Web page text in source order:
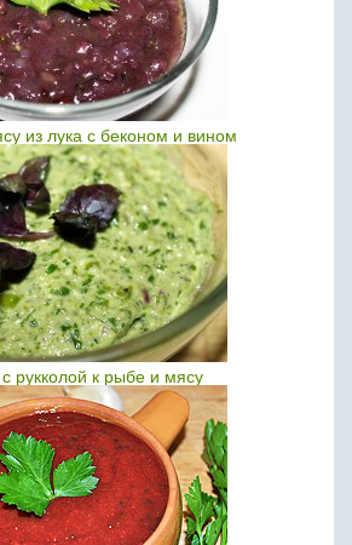
из лука с беконом и вином
рукколой к рыбе и мясу